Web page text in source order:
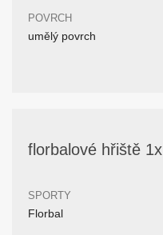
POVRCH
umělý povrch
florbalové hřiště 1x
SPORTY
Florbal